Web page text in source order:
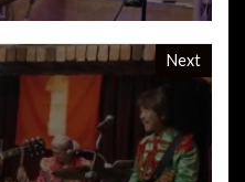
Next